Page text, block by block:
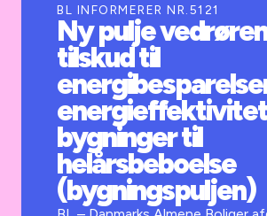
Kurser og arrangementer
Jobportalen
BL INFORMERER NR.5121
Ny pulje
tilskud til
bygninger til
helårsbeboelse
(bygningspuljen)